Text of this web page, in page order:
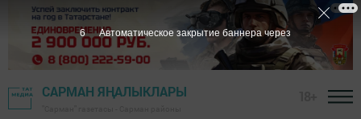
САРМАН ЯҢАЛЫКЛАРЫ
4 Автоматическое закрытие баннера через